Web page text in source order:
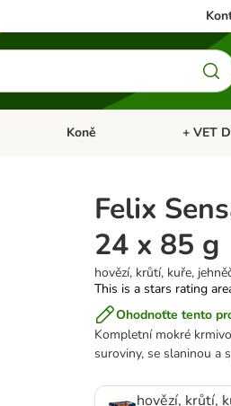
Otevřít menu: Akvaristika
Koně Otevřít
+ VET
Felix
24 x 85 g
hovězí, krůtí, kuře,
This is a stars rating
Ohodnoťte tento
Kompletní mokré
suroviny, se slaninou a
hovězí, krůtí,